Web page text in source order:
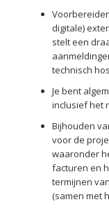
digitale)
stelt een
technisch
Je bent
inclusief het
Bijhouden
voor de
waaronder
facturen en
termijnen
(samen met